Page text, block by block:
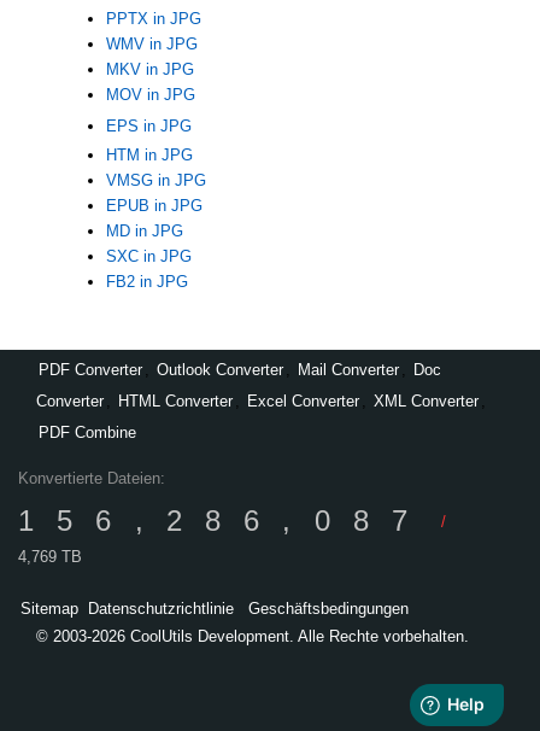
PPTX in JPG
WMV in JPG
MKV in JPG
MOV in JPG
EPS in JPG
HTM in JPG
VMSG in JPG
EPUB in JPG
MD in JPG
SXC in JPG
FB2 in JPG
PDF Converter Outlook Converter Mail Converter
Doc
Converter
HTML Converter Excel Converter XML Converter
PDF Combine
Konvertierte Dateien:
156,286,087
/
4,769 TB
Sitemap Datenschutzrichtlinie
Geschäftsbedingungen
© 2003-2026 CoolUtils Development. Alle Rechte vorbehalten.